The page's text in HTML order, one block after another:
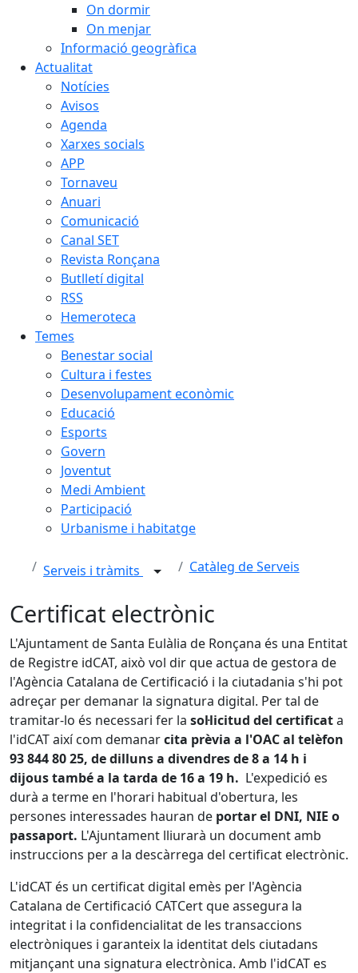
On dormir
On menjar
Informació geogràfica
Actualitat
Notícies
Avisos
Agenda
Xarxes socials
APP
Tornaveu
Anuari
Comunicació
Canal SET
Revista Ronçana
Butlletí digital
RSS
Hemeroteca
Temes
Benestar social
Cultura i festes
Desenvolupament econòmic
Educació
Esports
Govern
Joventut
Medi Ambient
Participació
Urbanisme i habitatge
Serveis i tràmits Catàleg de Serveis
Certificat electrònic
L'Ajuntament de Santa Eulàlia de Ronçana és una Entitat
de Registre idCAT, això vol dir que actua de gestora de
l'Agència Catalana de Certificació i la ciutadania s'hi pot
adreçar per demanar la signatura digital. Per tal de
tramitar-lo és necessari fer la sol·licitud del certificata
l'idCAT així com demanarcita prèvia a l'OACal telèfon
93 844 80 25, de dilluns a divendres de 8 a 14 h i
dijous també a la tarda de 16 a 19 h. L'expedició es
durà a terme en l'horari habitual d'obertura, les
persones interessades hauran de portar el DNI, NIE o
passaport. L'Ajuntament lliurarà un document amb
instruccions per a la descàrrega del certificat electrònic.
L'idCAT és un certificat digital emès per l'Agència
Catalana de Certificació CATCert que assegura la
integritat i la confidencialitat de les transaccions
electròniques i garanteix la identitat dels ciutadans
mitjançant una signatura electrònica. Amb l'idCAT es